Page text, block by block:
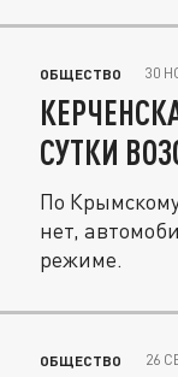
ОБЩЕСТВО 30
СУТКИ
По
нет,
режиме.
ОБЩЕСТВО 26